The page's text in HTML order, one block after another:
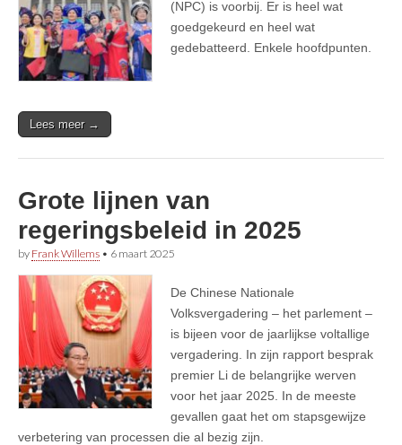
(NPC) is voorbij. Er is heel wat
goedgekeurd en heel wat
gedebatteerd. Enkele hoofdpunten.
Lees meer →
Grote lijnen van
regeringsbeleid in 2025
by Frank Willems • 6 maart 2025
De Chinese Nationale
Volksvergadering – het parlement –
is bijeen voor de jaarlijkse voltallige
vergadering. In zijn rapport besprak
premier Li de belangrijke werven
voor het jaar 2025. In de meeste
gevallen gaat het om stapsgewijze
verbetering van processen die al bezig zijn.